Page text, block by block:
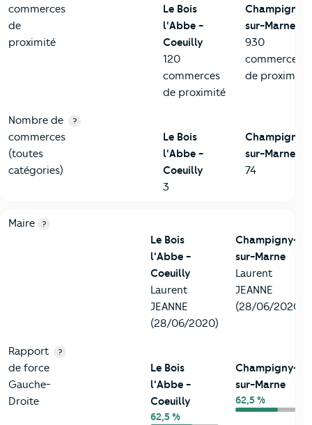
commerces
de
proximité
Le Bois
l'Abbe -
Coeuilly
120
commerces
de proximité
Champigny-
sur-Marne
930
commerces
de proximité
Nombre de
commerces
(toutes
catégories)
?
Le Bois
l'Abbe -
Coeuilly
3
Champigny-
sur-Marne
74
6-Politique
Critères
Maire ?
Le Bois
l'Abbe -
Coeuilly
Laurent
JEANNE
(28/06/2020)
Champigny-
sur-Marne
Laurent
JEANNE
(28/06/2020)
Rapport
de force
Gauche-
Droite
?
Le Bois
l'Abbe -
Coeuilly
62,5 %
Champigny-
sur-Marne
62,5 %